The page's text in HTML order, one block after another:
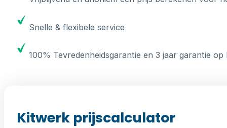
Snelle & flexibele service
100% Tevredenheidsgarantie en 3 jaar garantie
Kitwerk prijscalculator